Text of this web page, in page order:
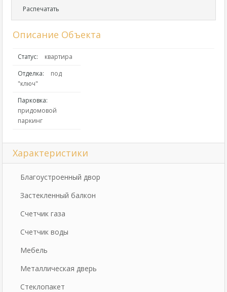
Распечатать
Описание Объекта
Статус:
квартира
Отделка:
под
"ключ"
Парковка:
придомовой
паркинг
Характеристики
Благоустроенный двор
Застекленный балкон
Счетчик газа
Счетчик воды
Мебель
Металлическая дверь
Стеклопакет